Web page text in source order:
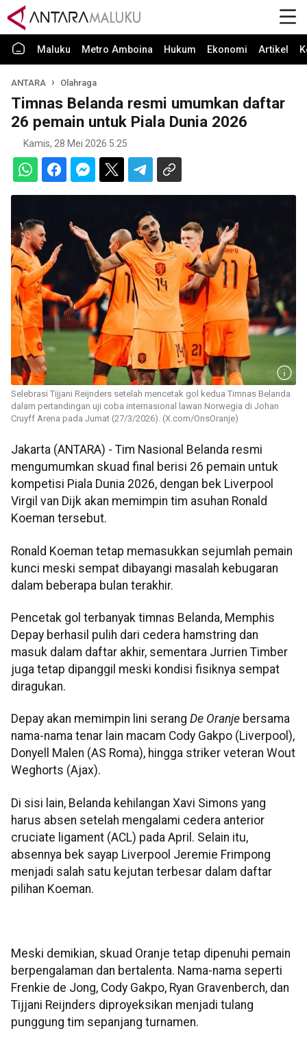
Maluku Metro Amboina Hukum Ekonomi Artikel
ANTARA Olahraga
Timnas Belanda resmi umumkan daftar
26 pemain untuk Piala Dunia 2026
Kamis, 28 Mei 2026 5:25
Selebrasi Tijjani Reijnders setelah mencetak gol kedua Timnas Belanda
dalam pertandingan uji coba internasional lawan Norwegia di Johan
Cruyff Arena pada Jumat (27/3/2026). (X.com/OnsOranje)
Jakarta (ANTARA) - Tim Nasional Belanda resmi
mengumumkan skuad final berisi 26 pemain untuk
kompetisi Piala Dunia 2026, dengan bek Liverpool
Virgil van Dijk akan memimpin tim asuhan Ronald
Koeman tersebut.
Ronald Koeman tetap memasukkan sejumlah pemain
kunci meski sempat dibayangi masalah kebugaran
dalam beberapa bulan terakhir.
Pencetak gol terbanyak timnas Belanda, Memphis
Depay berhasil pulih dari cedera hamstring dan
masuk dalam daftar akhir, sementara Jurrien Timber
juga tetap dipanggil meski kondisi fisiknya sempat
diragukan.
Depay akan memimpin lini serang De Oranje bersama
nama-nama tenar lain macam Cody Gakpo (Liverpool),
Donyell Malen (AS Roma), hingga striker veteran Wout
Weghorts (Ajax).
Di sisi lain, Belanda kehilangan Xavi Simons yang
harus absen setelah mengalami cedera anterior
cruciate ligament (ACL) pada April. Selain itu,
absennya bek sayap Liverpool Jeremie Frimpong
menjadi salah satu kejutan terbesar dalam daftar
pilihan Koeman.
Meski demikian, skuad Oranje tetap dipenuhi pemain
berpengalaman dan bertalenta. Nama-nama seperti
Frenkie de Jong, Cody Gakpo, Ryan Gravenberch, dan
Tijjani Reijnders diproyeksikan menjadi tulang
punggung tim sepanjang turnamen.